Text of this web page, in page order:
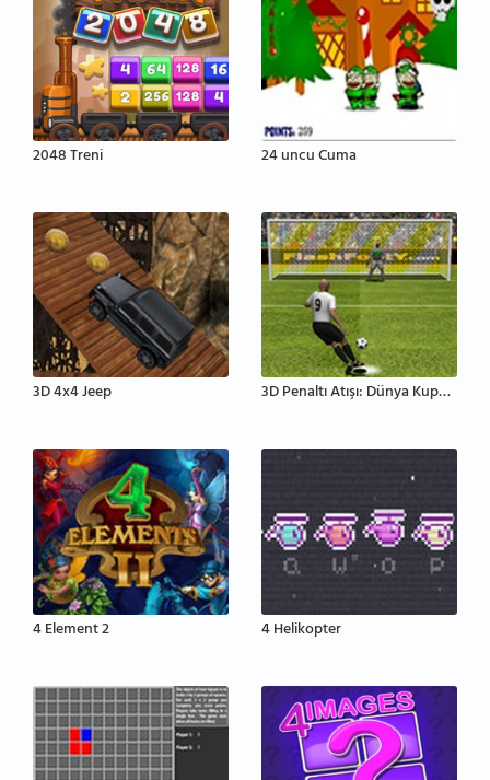
2048 Treni 24 uncu Cuma
3D 4x4 Jeep 3D Penaltı Atışı: Dünya Kupası 2014
4 Element 2 4 Helikopter